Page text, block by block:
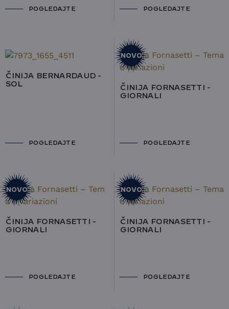
POGLEDAJTE POGLEDAJTE
ČINIJA BERNARDAUD -
SOL
POGLEDAJTE
NOVO
ČINIJA FORNASETTI -
GIORNALI
POGLEDAJTE
NOVO
ČINIJA FORNASETTI -
GIORNALI
POGLEDAJTE
NOVO
ČINIJA FORNASETTI -
GIORNALI
POGLEDAJTE